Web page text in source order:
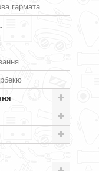
гармата